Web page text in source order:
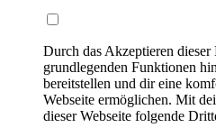
Durch das Akzeptieren
grundlegenden Funktionen
bereitstellen und dir eine
Webseite ermöglichen. Mit
dieser Webseite folgende